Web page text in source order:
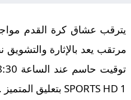
يترقب عشاق كرة القدم
SPORTS HD 1 بتعليق المتميز .